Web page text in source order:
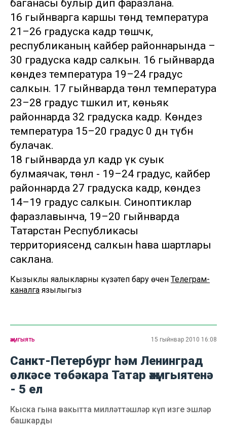
баганасы булыр дип фаразлана.
16 гыйнварга каршы төндә температура
21–26 градуска кадәр төшәчәк,
республиканың кайбер районнарында –
30 градуска кадәр салкын. 16 гыйнварда
көндез температура 19–24 градус
салкын. 17 гыйнварда төнлә температура
23–28 градус тәшкил итә, көньяк
районнарда 32 градуска кадәр. Көндез
температура 15–20 градус 0 дән түбән
булачак.
18 гыйнварда ул кадәр үк суык
булмаячак, төнлә - 19–24 градус, кайбер
районнарда 27 градуска кадәр, көндез
14–19 градус салкын. Синоптиклар
фаразлавынча, 19–20 гыйнварда
Татарстан Республикасы
территориясендә салкын һава шартлары
саклана.
Кызыклы яңалыкларны күзәтеп бару өчен Телеграм-
каналга язылыгыз
җәмгыять 15 гыйнвар 2010 16:08
Санкт-Петербург һәм Ленинград
өлкәсе төбәкара Татар җәмгыятенә
- 5 ел
Кыска гына вакытта милләттәшләр күп изге эшләр
башкарды